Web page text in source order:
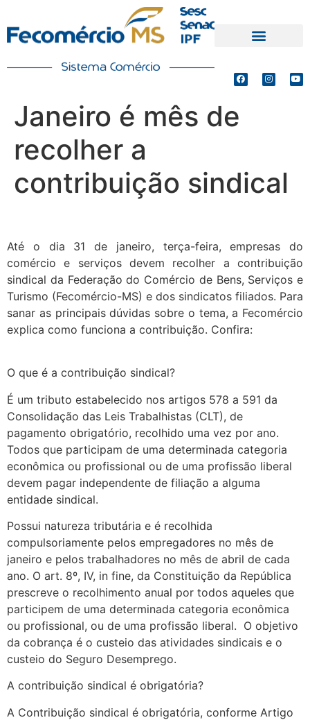
Janeiro é mês de
recolher a
contribuição sindical
Até o dia 31 de janeiro, terça-feira, empresas do
comércio e serviços devem recolher a contribuição
sindical da Federação do Comércio de Bens, Serviços e
Turismo (Fecomércio-MS) e dos sindicatos filiados. Para
sanar as principais dúvidas sobre o tema, a Fecomércio
explica como funciona a contribuição. Confira:
O que é a contribuição sindical?
É um tributo estabelecido nos artigos 578 a 591 da
Consolidação das Leis Trabalhistas (CLT), de
pagamento obrigatório, recolhido uma vez por ano.
Todos que participam de uma determinada categoria
econômica ou profissional ou de uma profissão liberal
devem pagar independente de filiação a alguma
entidade sindical.
Possui natureza tributária e é recolhida
compulsoriamente pelos empregadores no mês de
janeiro e pelos trabalhadores no mês de abril de cada
ano. O art. 8º, IV, in fine, da Constituição da República
prescreve o recolhimento anual por todos aqueles que
participem de uma determinada categoria econômica
ou profissional, ou de uma profissão liberal. O objetivo
da cobrança é o custeio das atividades sindicais e o
custeio do Seguro Desemprego.
A contribuição sindical é obrigatória?
A Contribuição sindical é obrigatória, conforme Artigo